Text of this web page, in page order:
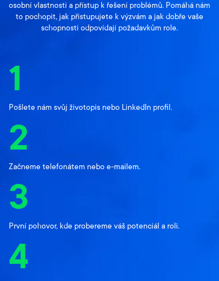
osobní vlastnosti a přístup k řešení problémů. Pomáhá nám
to pochopit, jak přistupujete k výzvám a jak dobře vaše
schopnosti odpovídají požadavkům role.
1
Pošlete nám svůj životopis nebo LinkedIn profil.
2
Začneme telefonátem nebo e-mailem.
3
První pohovor, kde probereme váš potenciál a roli.
4